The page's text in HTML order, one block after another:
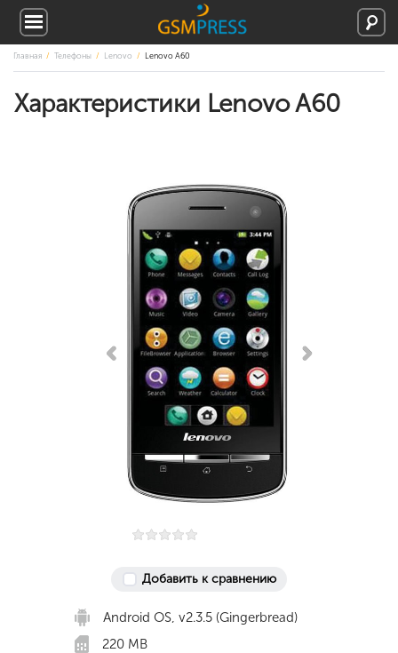
Главная Телефоны Lenovo Lenovo A60
Характеристики Lenovo A60
Добавить к сравнению
Android OS, v2.3.5 (Gingerbread)
220 MB